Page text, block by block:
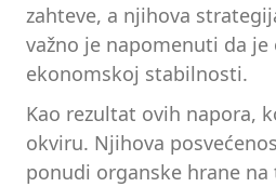
zahteve, a njihova
važno je napomenuti da
ekonomskoj stabilnosti.
Kao rezultat ovih napora,
okviru. Njihova
ponudi organske hrane na